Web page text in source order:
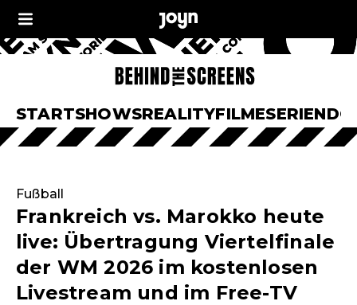
STARTSHOWSREALITYFILMESERIEN
Fußball
Frankreich vs. Marokko heute
live: Übertragung Viertelfinale
der WM 2026 im kostenlosen
Livestream und im Free-TV